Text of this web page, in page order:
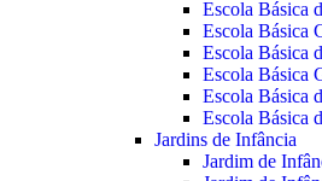
Escola Básica
Escola Básica
Escola Básica
Escola Básica
Escola Básica
Escola Básica
Jardins de Infância
Jardim de